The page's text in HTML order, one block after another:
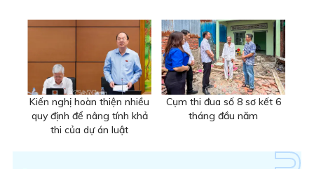
Kiến nghị hoàn thiện nhiều
quy định để nâng tính khả
thi của dự án luật
Cụm thi đua số 8 sơ kết 6
tháng đầu năm